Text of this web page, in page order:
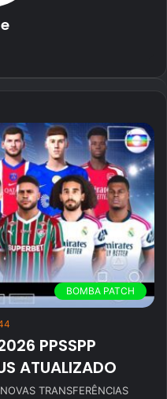
BOMBA PATCH
PPSSPP
ATUALIZADO
TRANSFERÊNCIAS